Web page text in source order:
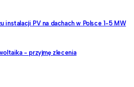
instalacji PV na dachach w Polsce 1-5 MW
- przyjmę zlecenia